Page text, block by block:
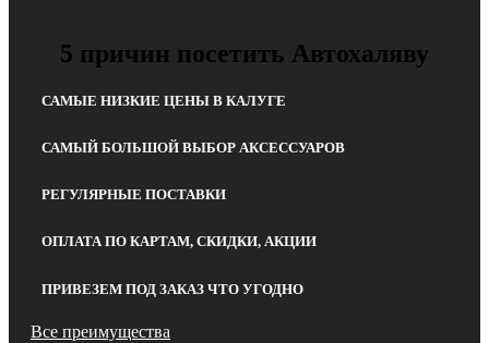
5 причин посетить Автохаляву
САМЫЕ НИЗКИЕ ЦЕНЫ В КАЛУГЕ
САМЫЙ БОЛЬШОЙ ВЫБОР АКСЕССУАРОВ
РЕГУЛЯРНЫЕ ПОСТАВКИ
ОПЛАТА ПО КАРТАМ, СКИДКИ, АКЦИИ
ПРИВЕЗЕМ ПОД ЗАКАЗ ЧТО УГОДНО
Все преимущества